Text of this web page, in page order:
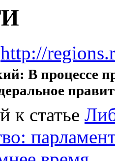
http://
В процессе
к статье